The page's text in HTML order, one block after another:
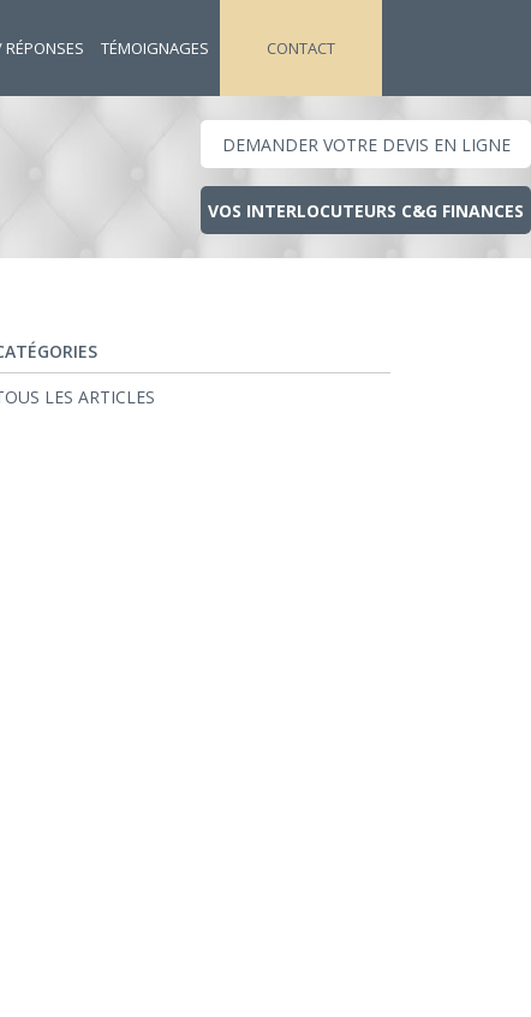
TÉMOIGNAGES CONTACT
DEMANDER VOTRE DEVIS EN LIGNE
VOS INTERLOCUTEURS C&G FINANCES
LES ARTICLES